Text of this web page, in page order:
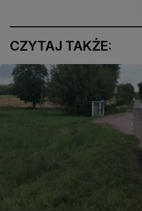
CZYTAJ TAKŻE: